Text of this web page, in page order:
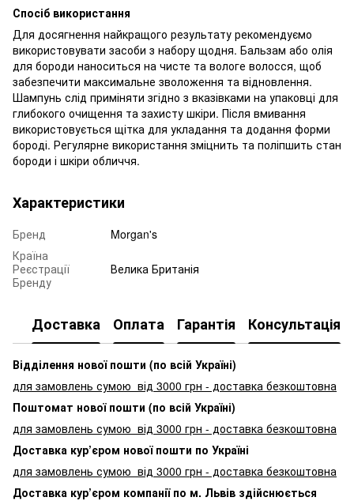
Спосіб використання
Для досягнення найкращого результату рекомендуємо
використовувати засоби з набору щодня. Бальзам або олія
для бороди наноситься на чисте та вологе волосся, щоб
забезпечити максимальне зволоження та відновлення.
Шампунь слід приміняти згідно з вказівками на упаковці для
глибокого очищення та захисту шкіри. Після вмивання
використовується щітка для укладання та додання форми
бороді. Регулярне використання зміцнить та поліпшить стан
бороди і шкіри обличчя.
Характеристики
Бренд
Morgan's
Країна
Реєстрації
Бренду
Велика Британія
Доставка Оплата Гарантія Консультація
Відділення нової пошти (по всій Україні)
для замовлень сумою від 3000 грн - доставка безкоштовна
Поштомат нової пошти (по всій Україні)
для замовлень сумою від 3000 грн - доставка безкоштовна
Доставка кур’єром нової пошти по Україні
для замовлень сумою від 3000 грн - доставка безкоштовна
Доставка кур’єром компанії по м. Львів здійснюється